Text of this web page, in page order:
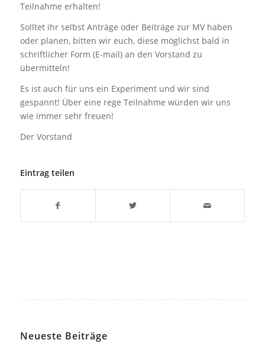
Teilnahme erhalten!
Solltet ihr selbst Anträge oder Beiträge zur MV haben
oder planen, bitten wir euch, diese möglichst bald in
schriftlicher Form (E-mail) an den Vorstand zu
übermitteln!
Es ist auch für uns ein Experiment und wir sind
gespannt! Über eine rege Teilnahme würden wir uns
wie immer sehr freuen!
Der Vorstand
Eintrag teilen
Neueste Beiträge